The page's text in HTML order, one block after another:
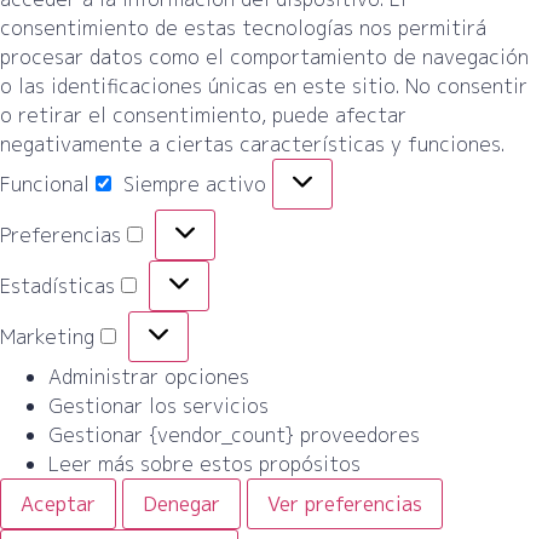
consentimiento de estas tecnologías nos permitirá
procesar datos como el comportamiento de navegación
o las identificaciones únicas en este sitio. No consentir
o retirar el consentimiento, puede afectar
negativamente a ciertas características y funciones.
Funcional
Siempre activo
Preferencias
Estadísticas
Marketing
Administrar opciones
Gestionar los servicios
Gestionar {vendor_count} proveedores
Leer más sobre estos propósitos
Aceptar
Denegar
Ver preferencias